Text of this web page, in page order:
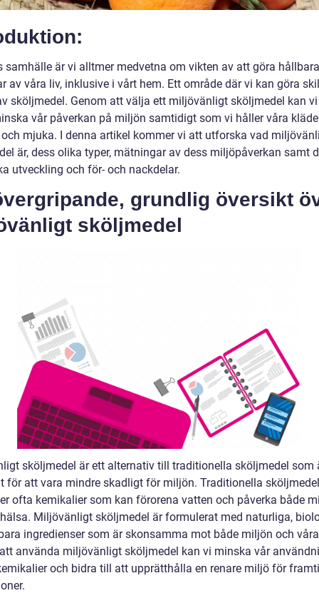
samhälle är vi alltmer medvetna om vikten av att göra
av våra liv, inklusive i vårt hem. Ett område där vi kan göra
sköljmedel. Genom att välja ett miljövänligt sköljmedel kan
vår påverkan på miljön samtidigt som vi håller våra
mjuka. I denna artikel kommer vi att utforska vad
är, dess olika typer, mätningar av dess miljöpåverkan samt
utveckling och för- och nackdelar.
grundlig översikt
sköljmedel
sköljmedel är ett alternativ till traditionella sköljmedel som
för att vara mindre skadligt för miljön. Traditionella sköljmedel
ofta kemikalier som kan förorena vatten och påverka både
Miljövänligt sköljmedel är formulerat med naturliga,
ingredienser som är skonsamma mot både miljön och
använda miljövänligt sköljmedel kan vi minska vår
och bidra till att upprätthålla en renare miljö för